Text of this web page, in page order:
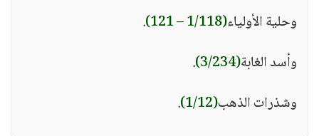
وحلية الأولياء(1/118 – 121)
.
وأسد الغابة(3/234)
.
وشذرات الذهب(1/12)
.